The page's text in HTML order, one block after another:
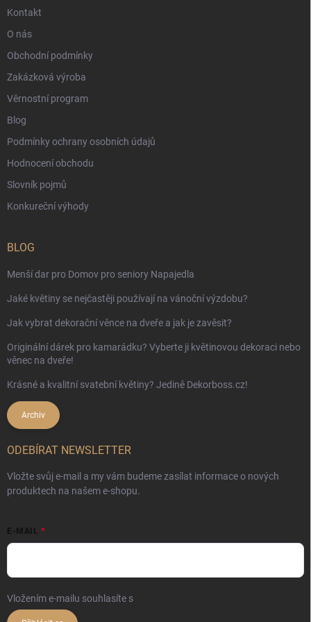
Kontakt
O nás
Obchodní podmínky
Zakázková výroba
Věrnostní program
Blog
Podmínky ochrany osobních údajů
Hodnocení obchodu
Slovník pojmů
Konkureční výhody
BLOG
Menší dar pro Domov pro seniory Napajedla
Jaké květiny se nejčastěji používají na vánoční výzdobu?
Jak vybrat dekorační věnce na dveře a jak je zavěsit?
Originální dárek pro kamarádku? Vyberte ji květinovou dekoraci nebo
věnec na dveře!
Krásné a kvalitní svatební květiny? Jedině Dekorboss.cz!
Archiv
ODEBÍRAT NEWSLETTER
Vložte svůj e-mail a my vám budeme zasílat informace o nových
produktech na našem e-shopu.
E-MAIL
Vložením e-mailu souhlasíte s